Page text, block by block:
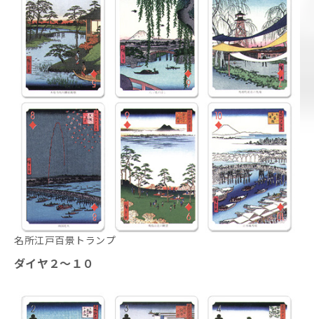
名所江戸百景トランプ
ダイヤ２～１０